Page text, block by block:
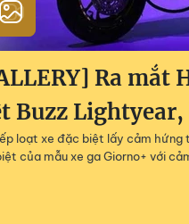
Ra mắt
Buzz
loạt xe đặc biệt lấy cảm hứng
của mẫu xe ga Giorno+ với